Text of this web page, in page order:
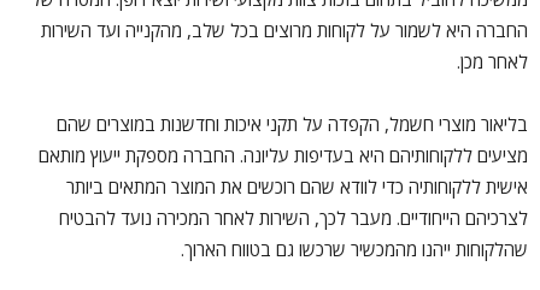
החברה היא לשמור על לקוחות מרוצים בכל שלב, מהקנייה ועד השירות
לאחר מכן.
בליאור מוצרי חשמל, הקפדה על תקני איכות וחדשנות במוצרים שהם
מציעים ללקוחותיהם היא בעדיפות עליונה. החברה מספקת ייעוץ מותאם
אישית ללקוחותיה כדי לוודא שהם רוכשים את המוצר המתאים ביותר
לצרכיהם הייחודיים. מעבר לכך, השירות לאחר המכירה נועד להבטיח
שהלקוחות ייהנו מהמכשיר שרכשו גם בטווח הארוך.